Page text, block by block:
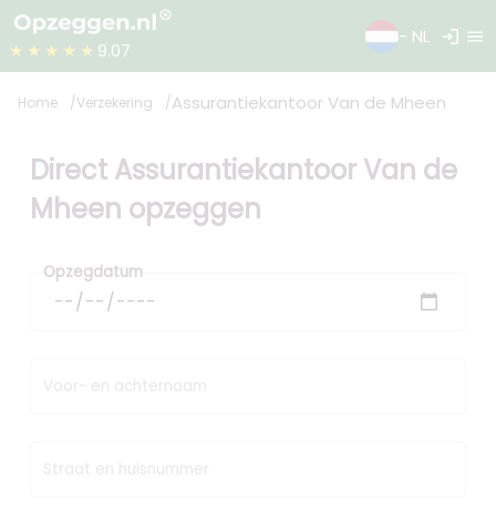
★★★★★ 9.07
- NL login menu
Home Verzekering Assurantiekantoor Van de Mheen
Direct Assurantiekantoor Van de
Mheen opzeggen
Opzegdatum
Voor- en achternaam
Straat en huisnummer